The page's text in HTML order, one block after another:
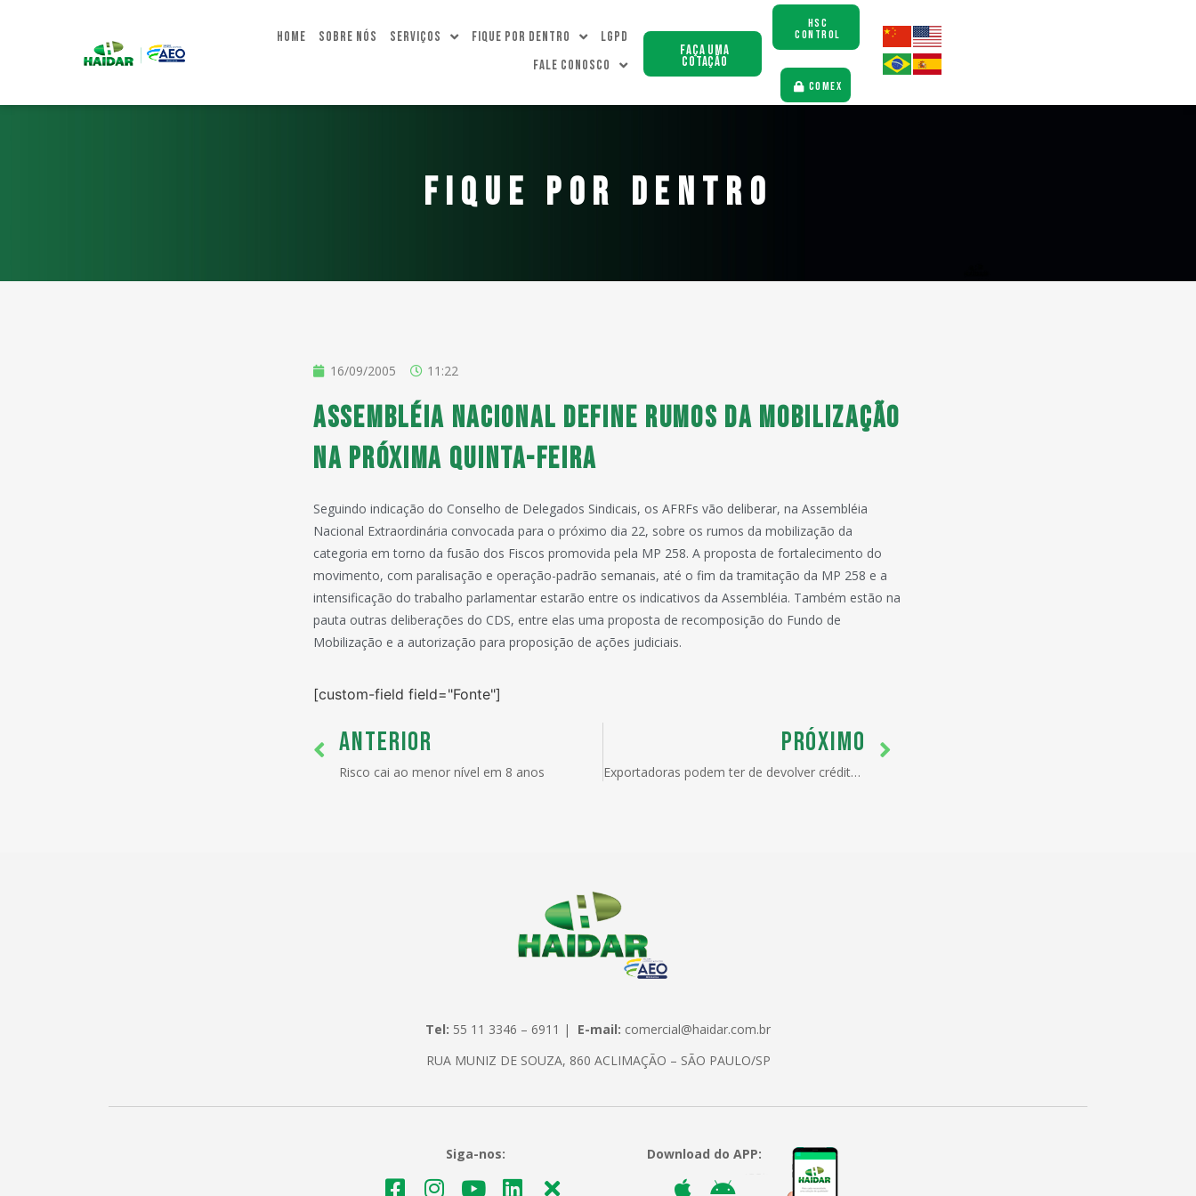
Home Sobre Nós Serviços Fique Por dentro
LGPD
Fale Conosco
Faça uma
Cotação
HSC
CONTROL
COMEX
FIQUE POR DENTRO
16/09/2005 11:22
Assembléia Nacional define rumos da mobilização
na próxima quinta-feira
Seguindo indicação do Conselho de Delegados Sindicais, os AFRFs vão deliberar, na Assembléia
Nacional Extraordinária convocada para o próximo dia 22, sobre os rumos da mobilização da
categoria em torno da fusão dos Fiscos promovida pela MP 258. A proposta de fortalecimento do
movimento, com paralisação e operação-padrão semanais, até o fim da tramitação da MP 258 e a
intensificação do trabalho parlamentar estarão entre os indicativos da Assembléia. Também estão na
pauta outras deliberações do CDS, entre elas uma proposta de recomposição do Fundo de
Mobilização e a autorização para proposição de ações judiciais.
[custom-field field="Fonte"]
ANTERIOR
Risco cai ao menor nível em 8 anos
PRÓXIMO
Exportadoras podem ter de devolver crédito tributário
Tel: 55 11 3346 – 6911 | E-mail: comercial@haidar.com.br
RUA MUNIZ DE SOUZA, 860 ACLIMAÇÃO – SÃO PAULO/SP
Siga-nos: Download do APP: